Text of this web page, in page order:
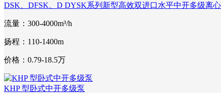
DSK、DFSK、D DYSK系列新型高效双进口水平中开多级离
流量：300-4000m³/h
扬程：110-1400m
价格：0.79-18.5万
KHP 型卧式中开多级泵